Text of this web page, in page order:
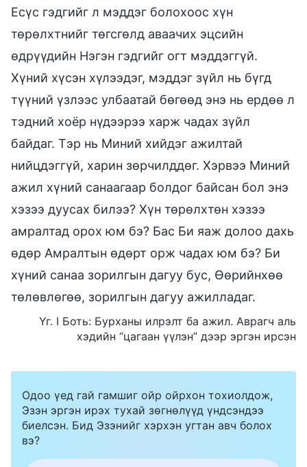
Есүс гэдгийг л мэддэг болохоос хүн
төрөлхтнийг төгсгөлд аваачих эцсийн
өдрүүдийн Нэгэн гэдгийг огт мэддэггүй.
Хүний хүсэн хүлээдэг, мэддэг зүйл нь бүгд
түүний үзлээс улбаатай бөгөөд энэ нь ердөө л
тэдний хоёр нүдээрээ харж чадах зүйл
байдаг. Тэр нь Миний хийдэг ажилтай
нийцдэггүй, харин зөрчилддөг. Хэрвээ Миний
ажил хүний санаагаар болдог байсан бол энэ
хэзээ дуусах билээ? Хүн төрөлхтөн хэзээ
амралтад орох юм бэ? Бас Би яаж долоо дахь
өдөр Амралтын өдөрт орж чадах юм бэ? Би
хүний санаа зорилгын дагуу бус, Өөрийнхөө
төлөвлөгөө, зорилгын дагуу ажилладаг.
Үг. I Боть: Бурханы илрэлт ба ажил. Аврагч аль
хэдийн “цагаан үүлэн” дээр эргэн ирсэн
Одоо үед гай гамшиг ойр ойрхон тохиолдож,
Эзэн эргэн ирэх тухай зөгнөлүүд үндсэндээ
биелсэн. Бид Эзэнийг хэрхэн угтан авч болох
вэ?